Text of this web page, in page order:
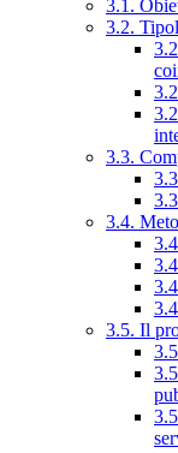
3.1.
3.2.
3.3.
3.4.
3.5. Il